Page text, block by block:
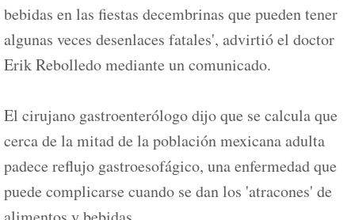
bebidas en las fiestas decembrinas que pueden tener
algunas veces desenlaces fatales', advirtió el doctor
Erik Rebolledo mediante un comunicado.
El cirujano gastroenterólogo dijo que se calcula que
cerca de la mitad de la población mexicana adulta
padece reflujo gastroesofágico, una enfermedad que
puede complicarse cuando se dan los 'atracones' de